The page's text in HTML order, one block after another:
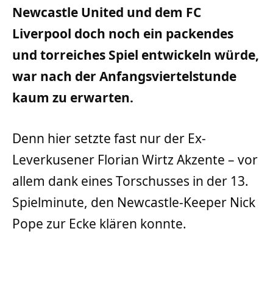
Newcastle United und dem FC
Liverpool doch noch ein packendes
und torreiches Spiel entwickeln würde,
war nach der Anfangsviertelstunde
kaum zu erwarten.
Denn hier setzte fast nur der Ex-
Leverkusener Florian Wirtz Akzente – vor
allem dank eines Torschusses in der 13.
Spielminute, den Newcastle-Keeper Nick
Pope zur Ecke klären konnte.